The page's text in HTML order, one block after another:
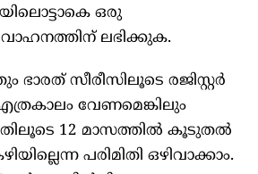
ഒരു
ലഭിക്കുക.
സീരീസിലൂടെ രജിസ്റ്റർ
വേണമെങ്കിലും
12 മാസത്തിൽ കൂടുതൽ
പരിമിതി ഒഴിവാക്കാം.